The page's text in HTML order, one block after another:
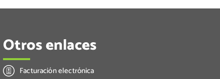
Otros enlaces
Facturación electrónica